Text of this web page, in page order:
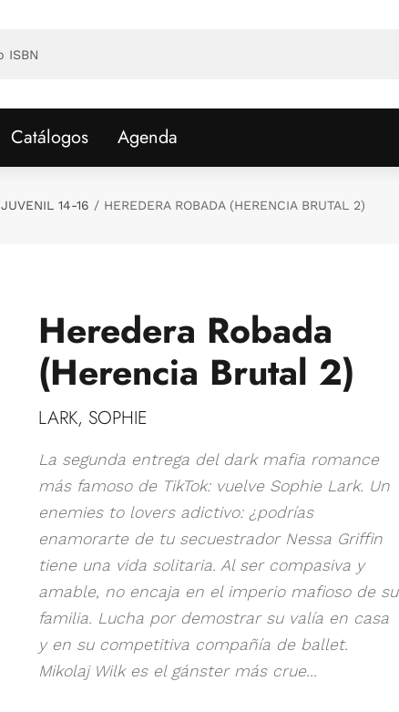
Catálogos Agenda
JUVENIL 14-16 HEREDERA ROBADA (HERENCIA BRUTAL 2)
Heredera Robada
(Herencia Brutal 2)
LARK, SOPHIE
La segunda entrega del dark mafia romance
más famoso de TikTok: vuelve Sophie Lark. Un
enemies to lovers adictivo: ¿podrías
enamorarte de tu secuestrador Nessa Griffin
tiene una vida solitaria. Al ser compasiva y
amable, no encaja en el imperio mafioso de su
familia. Lucha por demostrar su valía en casa
y en su competitiva compañía de ballet.
Mikolaj Wilk es el gánster más crue...